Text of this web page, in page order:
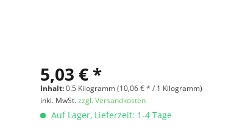
5,03 € *
Inhalt:0.5 Kilogramm (10,06 € * / 1 Kilogramm)
inkl. MwSt.zzgl. Versandkosten
Auf Lager, Lieferzeit: 1-4 Tage